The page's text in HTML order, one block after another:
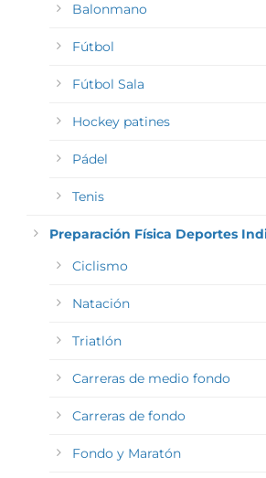
Balonmano
Fútbol
Fútbol Sala
Hockey patines
Pádel
Tenis
Preparación Física Deportes
Ciclismo
Natación
Triatlón
Carreras de medio fondo
Carreras de fondo
Fondo y Maratón